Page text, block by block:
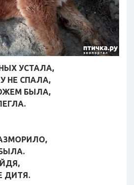
УСТАЛА,
НЕ СПАЛА,
БЫЛА,
ДИТЯ.